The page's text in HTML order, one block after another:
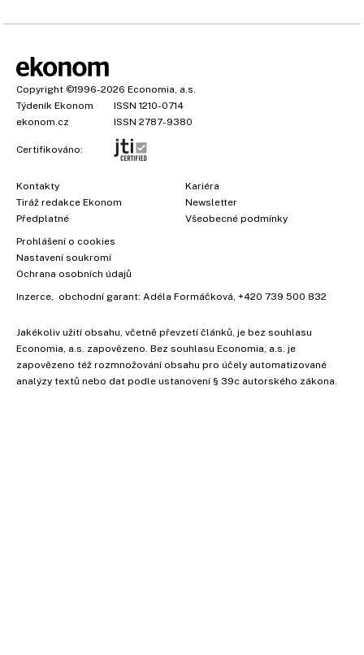
Copyright ©1996-2026 Economia, a.s.
Týdeník Ekonom
ISSN 1210-0714
ekonom.cz
ISSN 2787-9380
Certifikováno:
Kontakty
Tiráž redakce Ekonom
Předplatné
Kariéra
Newsletter
Všeobecné podmínky
Prohlášení o cookies
Nastavení soukromí
Ochrana osobních údajů
Inzerce, obchodní garant: Adéla Formáčková, +420 739 500 832
Jakékoliv užití obsahu, včetně převzetí článků, je bez souhlasu
Economia, a.s. zapovězeno. Bez souhlasu Economia, a.s. je
zapovězeno též rozmnožování obsahu pro účely automatizované
analýzy textů nebo dat podle ustanovení § 39c autorského zákona.